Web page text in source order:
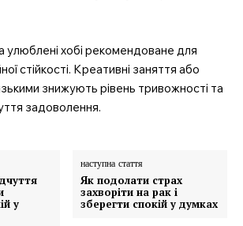
улюблені хобі рекомендоване для
стійкості. Креативні заняття або
знижують рівень тривожності та
задоволення.
у
наступна стаття
Як подолати страх
захворіти на рак і
зберегти спокій у думках